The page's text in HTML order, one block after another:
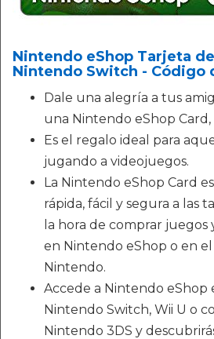
Nintendo eShop Tarjeta
Nintendo Switch - Código
Dale una alegría a tus
una Nintendo eShop Card,
Es el regalo ideal para
jugando a videojuegos.
La Nintendo eShop Card
rápida, fácil y segura a las
la hora de comprar
en Nintendo eShop o en
Nintendo.
Accede a Nintendo eShop
Nintendo Switch, Wii U o
Nintendo 3DS y